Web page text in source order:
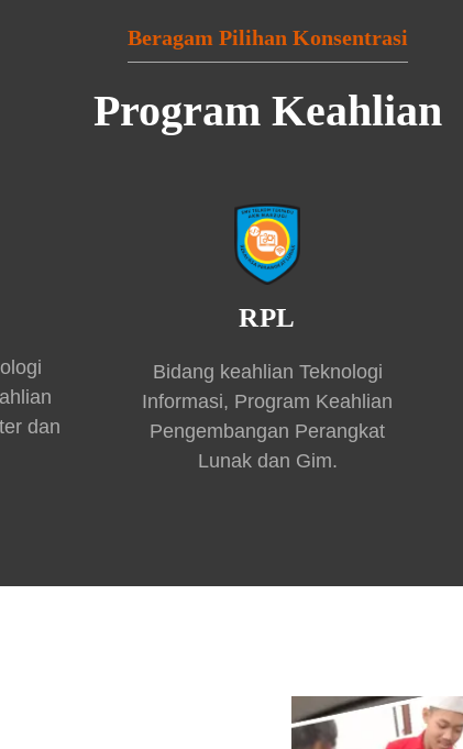
Beragam Pilihan Konsentrasi
Program Keahlian
dan
RPL
Bidang keahlian Teknologi
Informasi, Program Keahlian
Pengembangan Perangkat
Lunak dan Gim.